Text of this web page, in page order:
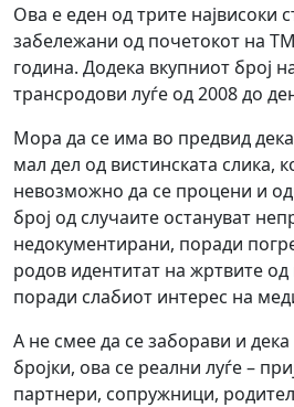
Ова е еден од трите највисоки
забележани од почетокот на
година. Додека вкупниот број
трансродови луѓе од 2008 до
Мора да се има во предвид
мал дел од вистинската слика,
невозможно да се процени и
број од случаите остануват
недокументирани, поради
родов идентитат на жртвите од
поради слабиот интерес на
А не смее да се заборави и
бројки, ова се реални луѓе –
партнери, сопружници,